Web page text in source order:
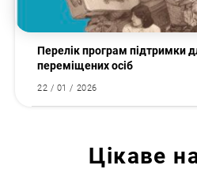
Перелік програм підтримки
переміщених осіб
22 / 01 / 2026
Цікаве